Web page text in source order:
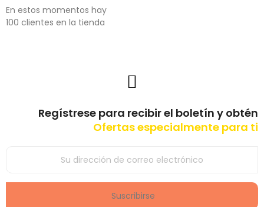
En estos momentos hay
100 clientes en la tienda
Regístrese para recibir el boletín y obtén
Ofertas especialmente para ti
Suscribirse